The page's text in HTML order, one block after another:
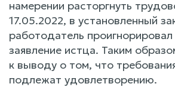
намерении расторгнуть
17.05.2022, в установленный
работодатель
заявление истца. Таким
к выводу о том, что
подлежат удовлетворению.